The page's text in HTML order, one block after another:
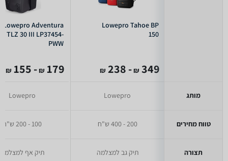
מותג
טווח מחירים
תצורה
Lowepro Tahoe BP
150
349
₪
- 238
₪
Lowepro
200 - 400 ש"ח
תיק גב למצלמה
Lowepro Adventura
TLZ 30 III LP37454-
PWW
179
₪
- 155
₪
Lowepro
100 - 200 ש"ח
תיק אף למצלמה